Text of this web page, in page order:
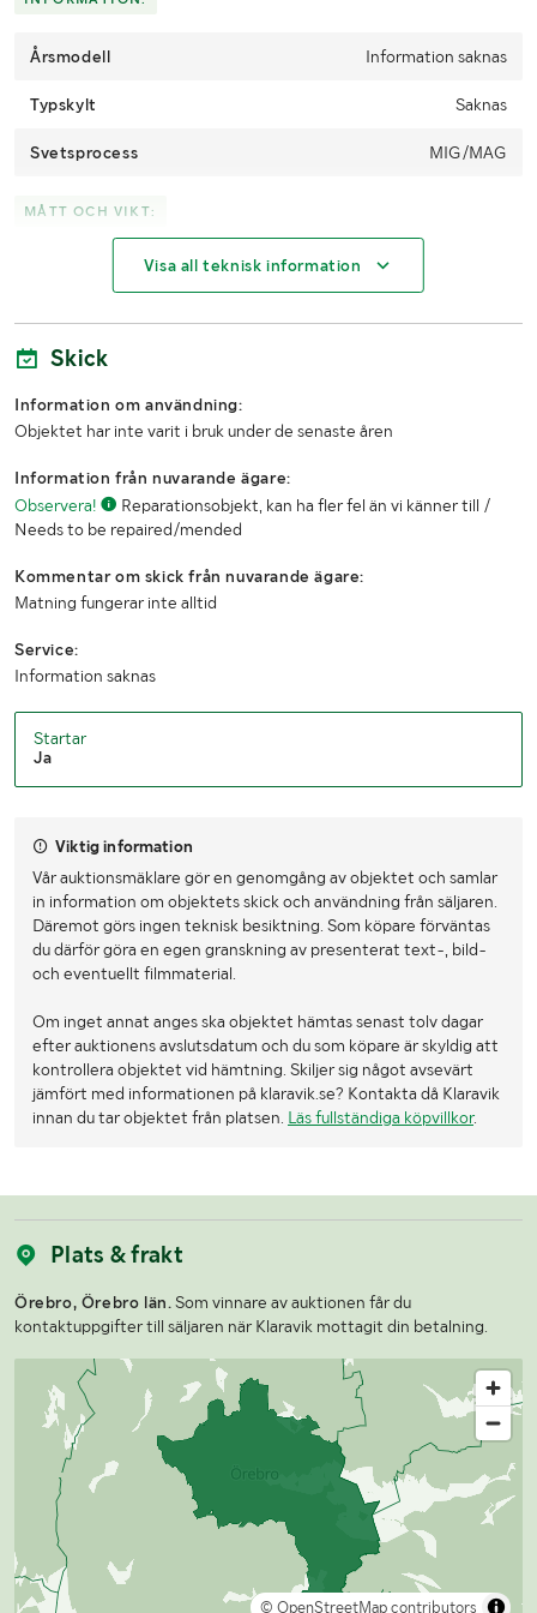
Årsmodell Information saknas
Typskylt Saknas
Svetsprocess MIG/MAG
MÅTT OCH VIKT:
Höjd (mm)
LASTHJÄLPSINFORMATION:
Lasthjälp med
Visa all teknisk information
Skick
Information om användning:
Objektet har inte varit i bruk under de senaste åren
Information från nuvarande ägare:
Observera!
Reparationsobjekt, kan ha fler fel än vi känner till /
Needs to be repaired/mended
Kommentar om skick från nuvarande ägare:
Matning fungerar inte alltid
Service:
Information saknas
Startar
Ja
Viktig information
Vår auktionsmäklare gör en genomgång av objektet och samlar
in information om objektets skick och användning från säljaren.
Däremot görs ingen teknisk besiktning. Som köpare förväntas
du därför göra en egen granskning av presenterat text-, bild-
och eventuellt filmmaterial.
Om inget annat anges ska objektet hämtas senast tolv dagar
efter auktionens avslutsdatum och du som köpare är skyldig att
kontrollera objektet vid hämtning. Skiljer sig något avsevärt
jämfört med informationen på klaravik.se? Kontakta då Klaravik
innan du tar objektet från platsen. Läs fullständiga köpvillkor.
Plats & frakt
Örebro, Örebro län.Som vinnare av auktionen får du
kontaktuppgifter till säljaren när Klaravik mottagit din betalning.
© OpenStreetMap contributors